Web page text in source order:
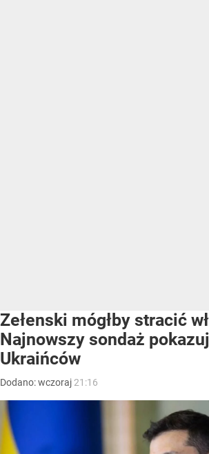
Zełenski mógłby stracić
Najnowszy sondaż
Ukraińców
Dodano:wczoraj 21:16